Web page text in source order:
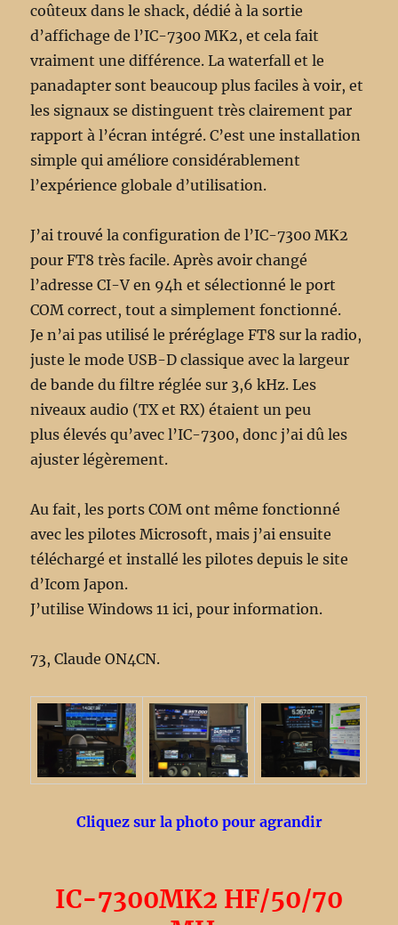
coûteux dans le shack, dédié à la sortie
d’affichage de l’IC-7300 MK2, et cela fait
vraiment une différence. La waterfall et le
panadapter sont beaucoup plus faciles à voir, et
les signaux se distinguent très clairement par
rapport à l’écran intégré. C’est une installation
simple qui améliore considérablement
l’expérience globale d’utilisation.
J’ai trouvé la configuration de l’IC-7300 MK2
pour FT8 très facile. Après avoir changé
l’adresse CI-V en 94h et sélectionné le port
COM correct, tout a simplement fonctionné.
Je n’ai pas utilisé le préréglage FT8 sur la radio,
juste le mode USB-D classique avec la largeur
de bande du filtre réglée sur 3,6 kHz. Les
niveaux audio (TX et RX) étaient un peu
plus élevés qu’avec l’IC-7300, donc j’ai dû les
ajuster légèrement.
Au fait, les ports COM ont même fonctionné
avec les pilotes Microsoft, mais j’ai ensuite
téléchargé et installé les pilotes depuis le site
d’Icom Japon.
J’utilise Windows 11 ici, pour information.
73, Claude ON4CN.
Cliquez sur la photo pour agrandir
IC-7300MK2 HF/50/70